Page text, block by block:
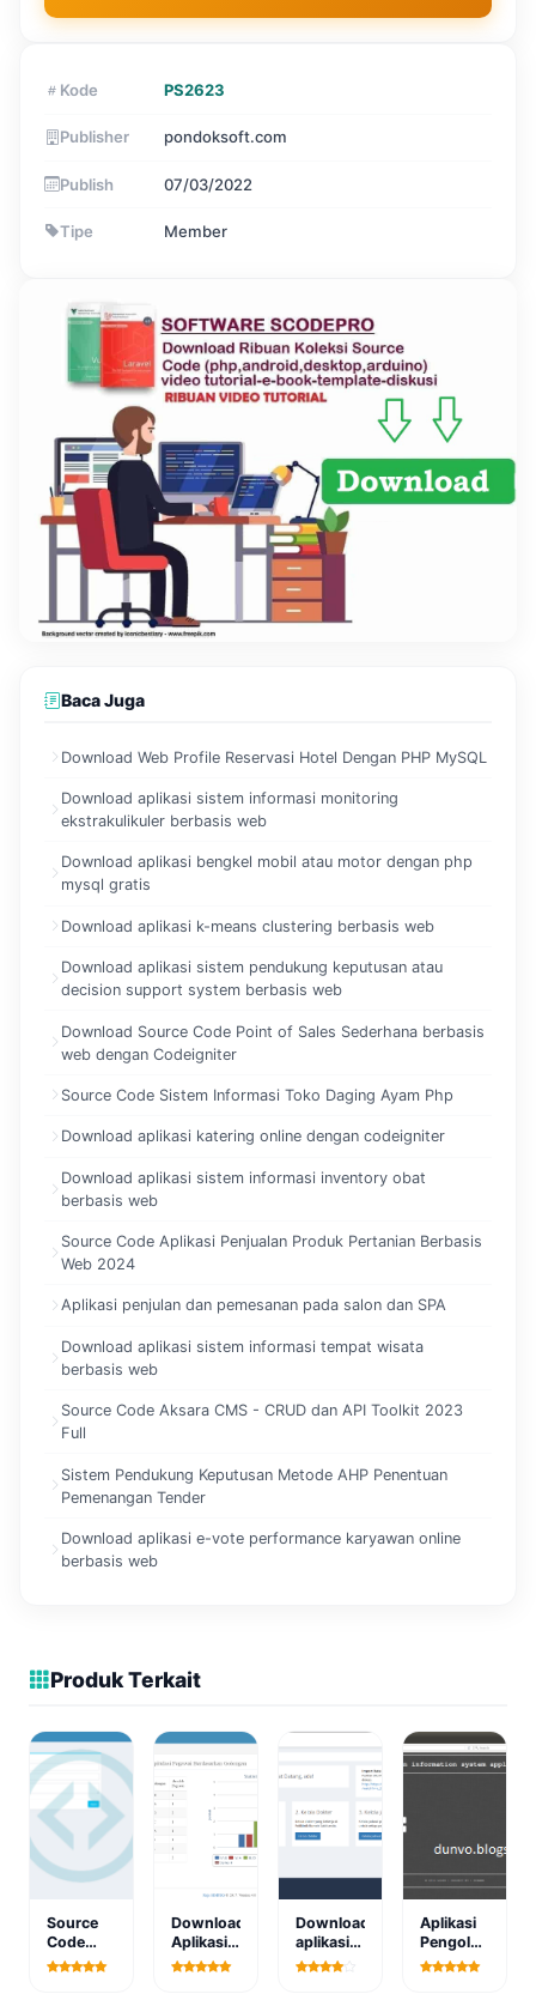
Kode PS2623
Publisher pondoksoft.com
Publish 07/03/2022
Tipe Member
Baca Juga
Download Web Profile Reservasi Hotel Dengan PHP MySQL
Download aplikasi sistem informasi monitoring
ekstrakulikuler berbasis web
Download aplikasi bengkel mobil atau motor dengan php
mysql gratis
Download aplikasi k-means clustering berbasis web
Download aplikasi sistem pendukung keputusan atau
decision support system berbasis web
Download Source Code Point of Sales Sederhana berbasis
web dengan Codeigniter
Source Code Sistem Informasi Toko Daging Ayam Php
Download aplikasi katering online dengan codeigniter
Download aplikasi sistem informasi inventory obat
berbasis web
Source Code Aplikasi Penjualan Produk Pertanian Berbasis
Web 2024
Aplikasi penjulan dan pemesanan pada salon dan SPA
Download aplikasi sistem informasi tempat wisata
berbasis web
Source Code Aksara CMS - CRUD dan API Toolkit 2023
Full
Sistem Pendukung Keputusan Metode AHP Penentuan
Pemenangan Tender
Download aplikasi e-vote performance karyawan online
berbasis web
Produk Terkait
Source
Code
Aplikasi
Download
Aplikasi
Sistem
Download
aplikasi
jadwal
Aplikasi
Pengolahan
Data